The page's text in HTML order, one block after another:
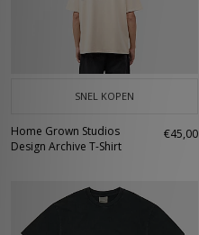
SNEL KOPEN
Home Grown Studios
Design Archive T-Shirt
€45,00